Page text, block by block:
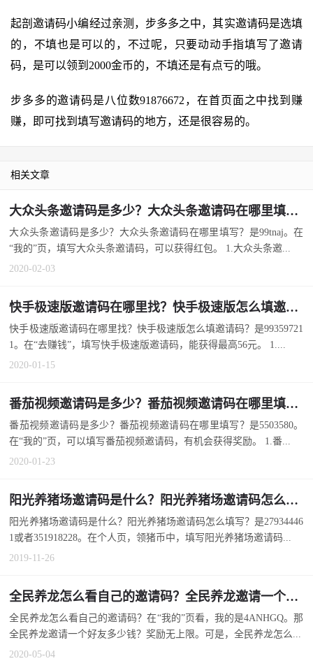
起剖邀请码小编经过亲测，步多多之中，其实邀请码是选填
的，不填也是可以的，不过呢，只要动动手指填写了邀请
码，是可以领到2000金币的，不填还是有点亏的哦。
步多多的邀请码是八位数91876672，在首页面之中找到赚
赚，即可找到填写邀请码的地方，还是很容易的。
相关文章
大众头条邀请码是多少？大众头条邀请码在哪里填写？
大众头条邀请码是多少？大众头条邀请码在哪里填写？是99tnaj。在
“我的”页，填写大众头条邀请码，可以获得红包。 1.大众头条邀...
2020-02-03
快手极速版邀请码在哪里找？快手极速版怎么填邀请码？
快手极速版邀请码在哪里找？快手极速版怎么填邀请码？是99359721
1。在“去赚钱”，填写快手极速版邀请码，能获得最高56元。 1....
2020-01-15
番茄视频邀请码是多少？番茄视频邀请码在哪里填写？
番茄视频邀请码是多少？番茄视频邀请码在哪里填写？是5503580。
在“我的”页，可以填写番茄视频邀请码，有机会获得奖励。 1.番...
2020-01-23
阳光养猪场邀请码是什么？阳光养猪场邀请码怎么填写？
阳光养猪场邀请码是什么？阳光养猪场邀请码怎么填写？是27934446
1或者351918228。在个人页，领猪币中，填写阳光养猪场邀请码...
2019-11-26
全民养龙怎么看自己的邀请码？全民养龙邀请一个好友多少钱？
全民养龙怎么看自己的邀请码？在“我的”页看，我的是4ANHGQ。那
全民养龙邀请一个好友多少钱？奖励无上限。可是，全民养龙怎么...
2020-05-04